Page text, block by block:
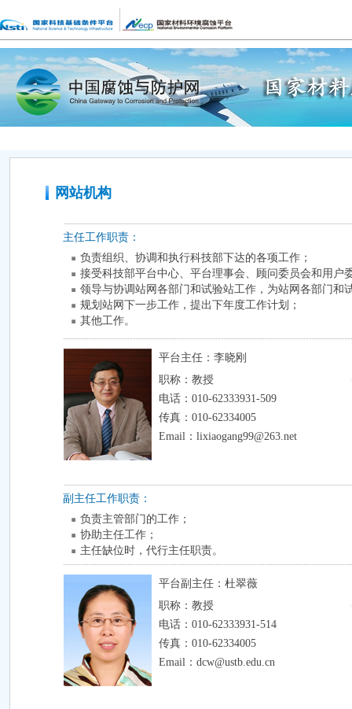
网站机构
主任工作职责：
负责组织、协调和执行科技部下达的各项工作；
接受科技部平台中心、平台理事会、顾问委员会和用户
领导与协调站网各部门和试验站工作，为站网各部门和
规划站网下一步工作，提出下年度工作计划；
其他工作。
平台主任：李晓刚
职称：教授
电话：010-62333931-509
传真：010-62334005
Email：lixiaogang99@263.net
副主任工作职责：
负责主管部门的工作；
协助主任工作；
主任缺位时，代行主任职责。
平台副主任：杜翠薇
职称：教授
电话：010-62333931-514
传真：010-62334005
Email：dcw@ustb.edu.cn